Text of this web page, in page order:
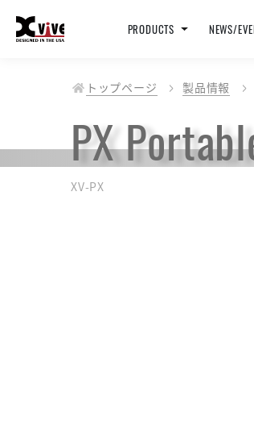
PRODUCTS NEWS/
トップページ 製品情報
PX
XV-PX